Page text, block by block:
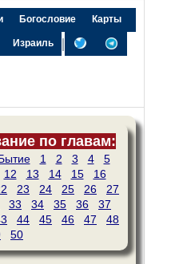
Богословие Карты
Израиль |
по главам:
1 2 3 4
5
12 13 14 15
16
23 24 25 26
27
33 34 35 36
37
44 45 46 47
48
50